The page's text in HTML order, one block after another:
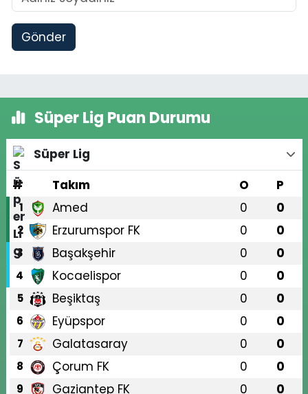
Gönder
Süper Lig Puan Durumu
Süper Lig
#
Takım O P
1 Amed 0 0
2 Erzurumspor FK 0 0
3 Başakşehir 0 0
4 Kocaelispor 0 0
5 Beşiktaş 0 0
6 Eyüpspor 0 0
7 Galatasaray 0 0
8 Çorum FK 0 0
9 Gaziantep FK 0 0